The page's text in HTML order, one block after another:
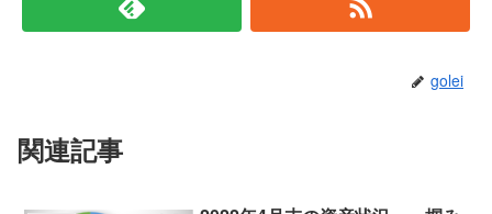
golei
関連記事